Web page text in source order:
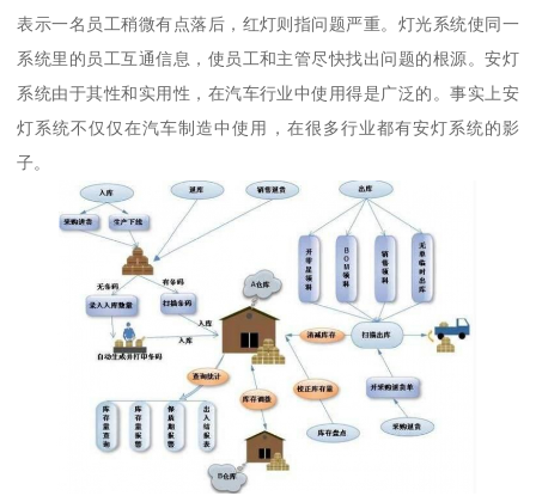
表示一名员工稍微有点落后，红灯则指问题严重。灯光系统使同一
系统里的员工互通信息，使员工和主管尽快找出问题的根源。安灯
系统由于其性和实用性，在汽车行业中使用得是广泛的。事实上安
灯系统不仅仅在汽车制造中使用，在很多行业都有安灯系统的影
子。